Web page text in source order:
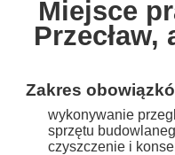
Miejsce
Przecław,
Zakres
wykonywanie
sprzętu
czyszczenie i